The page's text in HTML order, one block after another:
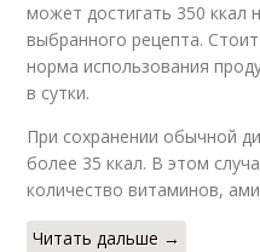
может достигать 350 ккал
выбранного рецепта.
норма использования
в сутки.
При сохранении обычной
более 35 ккал. В этом
количество витаминов,
Читать дальше →